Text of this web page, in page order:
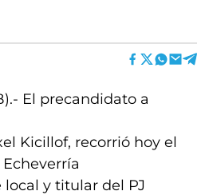
El precandidato a
Kicillof, recorrió hoy el
y titular del PJ